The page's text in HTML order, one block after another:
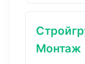
Монтаж